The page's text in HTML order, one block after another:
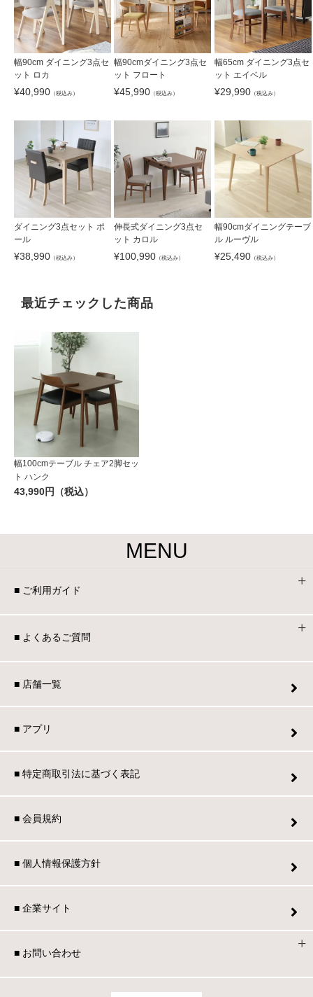
幅90cm ダイニング3点セ
ット ロカ
¥40,990 （税込み）
幅90cmダイニング3点セ
ット フロート
¥45,990 （税込み）
幅65cm ダイニング3点セ
ット エイベル
¥29,990（税込み）
ダイニング3点セット ポ
ール
¥38,990 （税込み）
伸長式ダイニング3点セ
ット カロル
¥100,990 （税込み）
幅90cmダイニングテーブ
ル ルーヴル
¥25,490（税込み）
最近チェックした商品
幅100cmテーブル チェア2脚セッ
ト ハンク
43,990円（税込）
MENU
■ ご利用ガイド
■ よくあるご質問
■ 店舗一覧
■ アプリ
■ 特定商取引法に基づく表記
■ 会員規約
■ 個人情報保護方針
■ 企業サイト
■ お問い合わせ